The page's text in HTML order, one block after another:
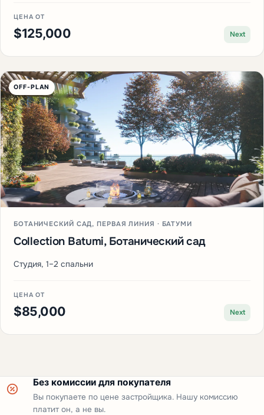
ЦЕНА ОТ
$125,000 Next
OFF-PLAN
БОТАНИЧЕСКИЙ САД, ПЕРВАЯ ЛИНИЯ · БАТУМИ
Collection Batumi, Ботанический сад
Студия, 1–2 спальни
ЦЕНА ОТ
$85,000 Next
Без комиссии для покупателя
Вы покупаете по цене застройщика. Нашу комиссию
платит он, а не вы.